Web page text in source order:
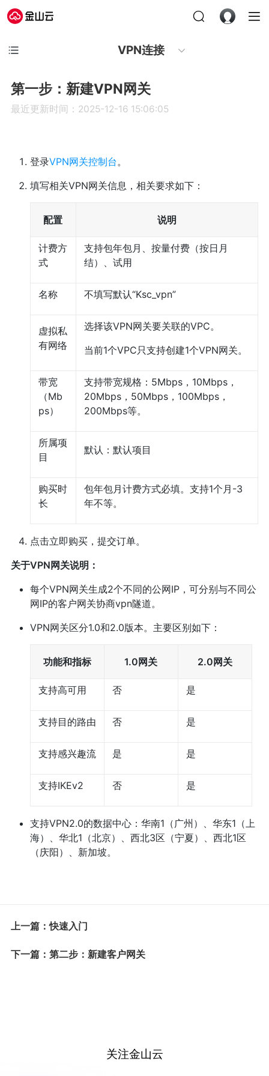
VPN连接
第一步：新建VPN网关
最近更新时间：2025-12-16 15:06:05
登录VPN网关控制台。
填写相关VPN网关信息，相关要求如下：
配置 说明
计费方
式
支持包年包月、按量付费（按日月
结）、试用
名称 不填写默认“Ksc_vpn”
虚拟私
有网络
选择该VPN网关要关联的VPC。
当前1个VPC只支持创建1个VPN网关。
带宽
（Mb
ps）
支持带宽规格：5Mbps，10Mbps，
20Mbps，50Mbps，100Mbps，
200Mbps等。
所属项
目
默认：默认项目
购买时
长
包年包月计费方式必填。支持1个月-3
年不等。
点击立即购买，提交订单。
关于VPN网关说明：
每个VPN网关生成2个不同的公网IP，可分别与不同公
网IP的客户网关协商vpn隧道。
VPN网关区分1.0和2.0版本。主要区别如下：
功能和指标 1.0网关 2.0网关
支持高可用 否 是
支持目的路由 否 是
支持感兴趣流 是 是
支持IKEv2 否 是
支持VPN2.0的数据中心：华南1（广州）、华东1（上
海）、华北1（北京）、西北3区（宁夏）、西北1区
（庆阳）、新加坡。
上一篇：快速入门
下一篇：第二步：新建客户网关
关注金山云